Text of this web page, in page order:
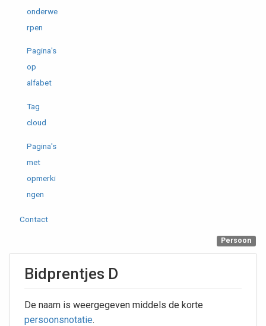
onderwe
rpen
Pagina's
op
alfabet
Tag
cloud
Pagina's
met
opmerki
ngen
Contact
Persoon
Bidprentjes D
De naam is weergegeven middels de korte
persoonsnotatie.